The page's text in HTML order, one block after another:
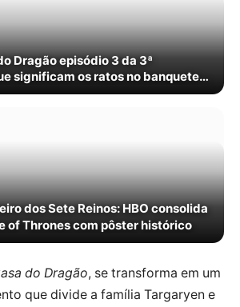
Dragão episódio 3 da 3ª
significam os ratos no banquete
dos Sete Reinos: HBO consolida
of Thrones com pôster histórico
do Dragão, se transforma em um
que divide a família Targaryen e